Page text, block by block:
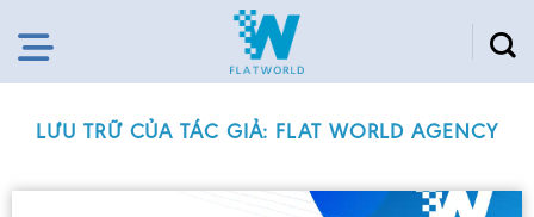
đến
LƯU TRỮ CỦA TÁC GIẢ: FLAT WORLD AGENCY